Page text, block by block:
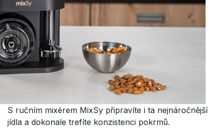
S ručním mixérem MixSy připravíte i ta nejnáročnější
jídla a dokonale trefíte konzistenci pokrmů.